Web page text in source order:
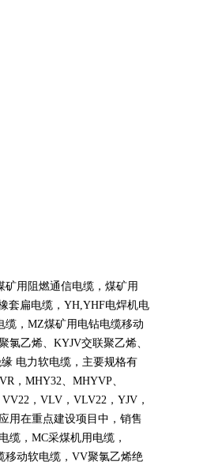
用阻燃通信电缆，煤矿用
套扁电缆， YH,YHF电焊机电
， MZ煤矿用电钻电缆移动
氯乙烯、 KYJV交联聚乙烯、
电力软电缆，主要规格有
， MHY32、 MHYVP、
VV22 ， VLV ， VLV22 ， YJV ，
用在重点建设项目中，销售
缆， MC采煤机用电缆，
动软电缆， VV聚氯乙烯绝